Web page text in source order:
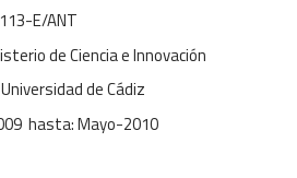
E/ANT
de Ciencia e Innovación
de Cádiz
hasta: Mayo-2010